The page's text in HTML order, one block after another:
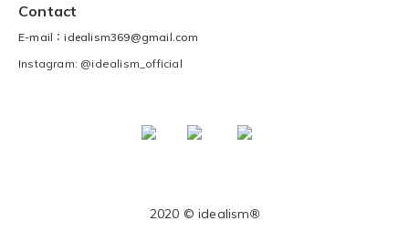
Contact
E-mail：idealism369@gmail.com
Instagram: @idealism_official
2020 © idealism®